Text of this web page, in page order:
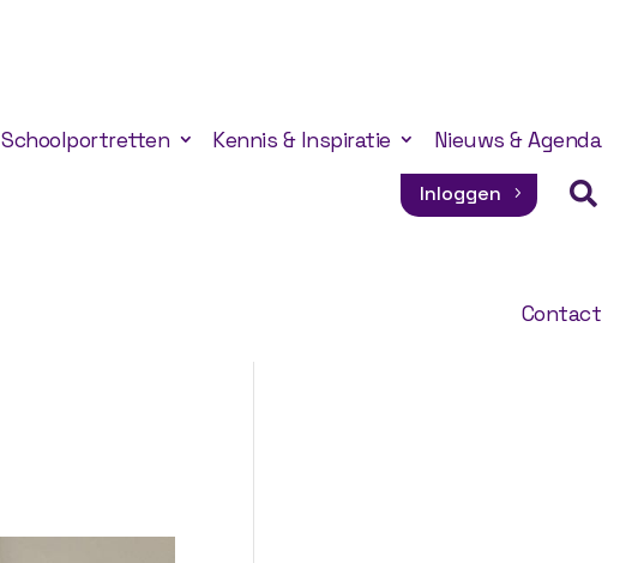
Schoolportretten Kennis & Inspiratie Nieuws & Agenda
Contact
Inloggen 